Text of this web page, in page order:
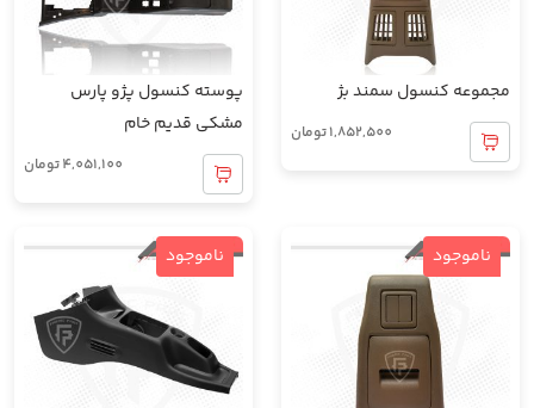
مجموعه کنسول سمند بژ
1,852,500تومان
پوسته کنسول پژو پارس
مشکی قدیم خام
4,051,100تومان
ناموجود ناموجود